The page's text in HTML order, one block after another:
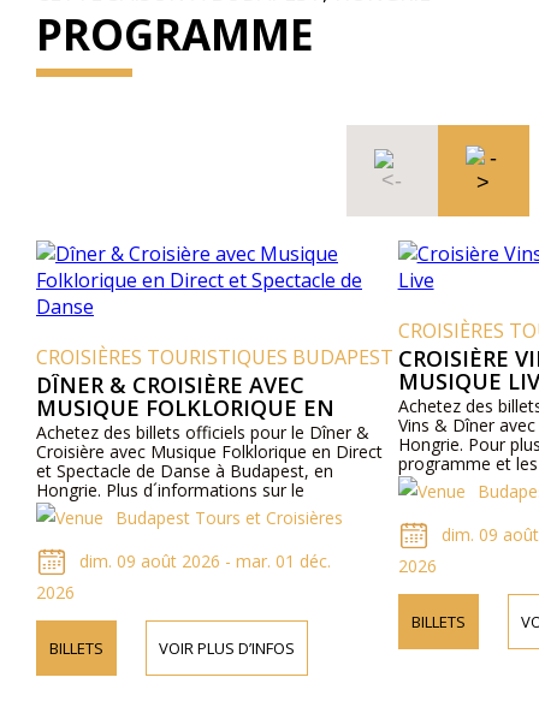
PROGRAMME
CROISIÈRES TOURISTIQUES BUDAPEST
DÎNER & CROISIÈRE AVEC
MUSIQUE FOLKLORIQUE EN
DIRECT ET SPECTACLE DE DANSE
Achetez des billets officiels pour le Dîner &
Croisière avec Musique Folklorique en Direct
et Spectacle de Danse à Budapest, en
Hongrie. Plus d´informations sur le
programme et les prix en ligne et par
téléphone.Budapest Tours et Croisières
dim. 09 août 2026 - mar. 01 déc.
2026
BILLETS VOIR PLUS D’INFOS
CROISIÈRES
CROISIÈRE
MUSIQUE
Achetez des
Vins & Dîner
Hongrie. Pour
programme et
site web ou nous
dim. 09
2026
BILLETS